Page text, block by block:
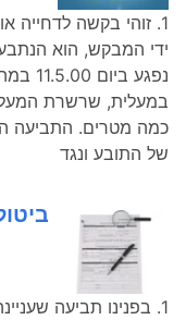
1. זוהי בקשה
במעלית, שרשרת
כמה מטרים.
של התובע ונגד
1. בפנינו תביעה